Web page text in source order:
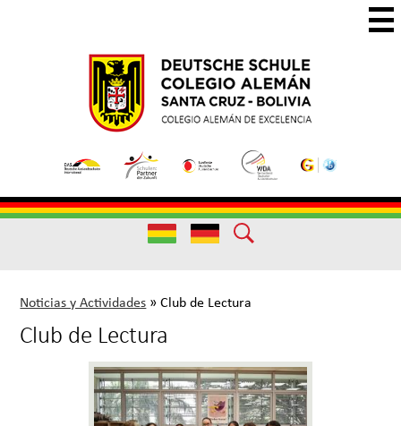
to
main
content
Colegio
Santa
Cruz
Colegio
de
Excelencia
Useful
Links
Useful
Noticias y Actividades » Club de Lectura
Club de Lectura